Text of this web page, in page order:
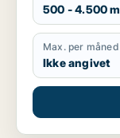
500 - 4.500 m
Max. per måned
Ikke angivet